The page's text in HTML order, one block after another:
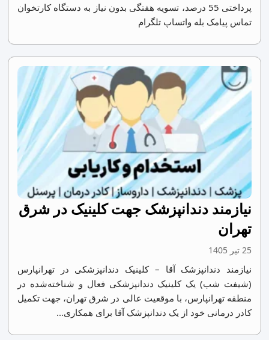
پرداختی 55 درصد، تسویه هفتگی بدون نیاز به دستگاه کارتخوان
تماس پیامک بله واتساپ تلگرام
نیازمند دندانپزشک جهت کلینیک در شرق
تهران
25 تیر 1405
نیازمند دندانپزشک آقا – کلینیک دندانپزشکی در تهرانپارس
(شیفت شب) یک کلینیک دندانپزشکی فعال و شناخته‌شده در
منطقه تهرانپارس، با موقعیت عالی در شرق تهران، جهت تکمیل
کادر درمانی خود از یک دندانپزشک آقا برای همکاری...